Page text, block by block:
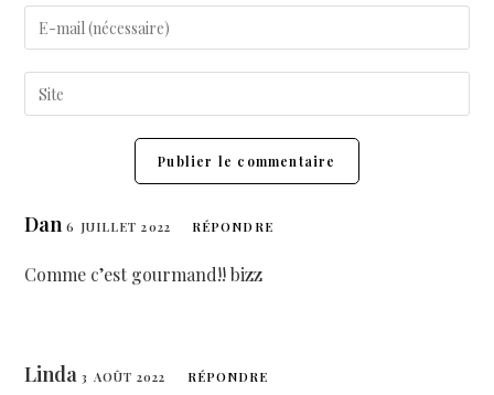
Dan 6 JUILLET 2022 RÉPONDRE
Comme c’est gourmand!! bizz
Linda3 AOÛT 2022 RÉPONDRE